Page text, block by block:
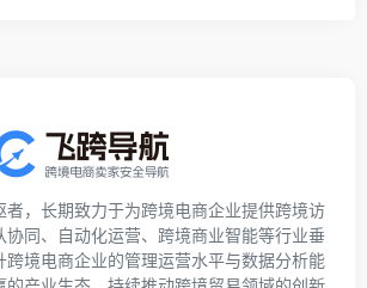
者，长期致力于为跨境电商企业提供跨境访
协同、自动化运营、跨境商业智能等行业垂
跨境电商企业的管理运营水平与数据分析能